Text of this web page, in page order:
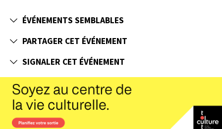
ÉVÉNEMENTS SEMBLABLES
PARTAGER CET ÉVÉNEMENT
SIGNALER CET ÉVÉNEMENT